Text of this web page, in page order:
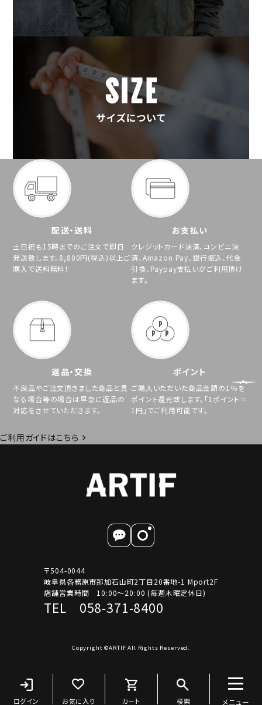
配送・送料
土日祝も15時までのご注文で即日
発送致します。8,800円(税込)以上ご
購入で送料無料！
お支払い
クレジットカード決済、コンビニ決
済、Amazon Pay、銀行振込、代金
引換、Paypay支払いがご利用頂け
ます。
返品・交換
不良品やご注文頂きました商品と異
なる場合等の場合は早急に返品の
対応をさせていただきます。
ポイント
ご購入いただいた商品金額の1％を
ポイント還元致します。「1ポイント＝
1円」でご利用可能です。
ご利用ガイドはこちら
〒504-0044
岐阜県各務原市那加石山町2丁目20番地-1 Mport2F
店舗営業時間 10:00～20:00 (毎週木曜定休日)
TEL 058-371-8400
Copyright ©ARTIF All Rights Reserved.